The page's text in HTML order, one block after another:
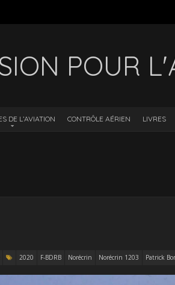
POUR
DE L’AVIATION CONTRÔLE AÉRIEN LIVRES
2020 F-BDRB Norécrin Norécrin 1203 Patrick